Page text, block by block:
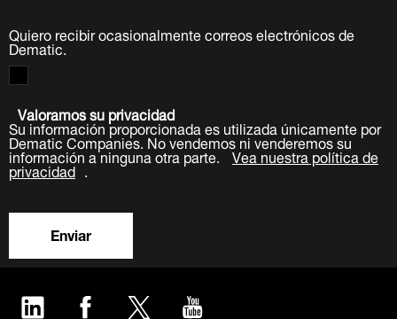
Quiero recibir ocasionalmente correos electrónicos de
Dematic.
Valoramos su privacidad
Su información proporcionada es utilizada únicamente por
Dematic Companies. No vendemos ni venderemos su
información a ninguna otra parte. Vea nuestra política de
privacidad .
Enviar
LinkedIn Facebook Twitter